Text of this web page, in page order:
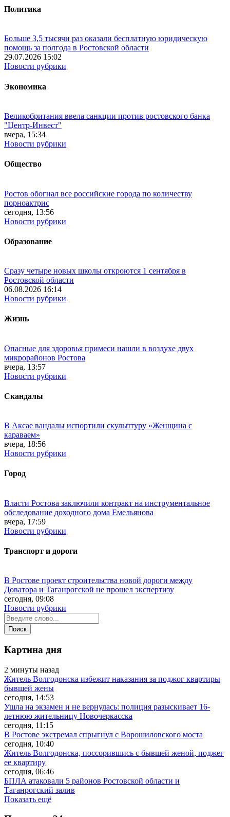
Политика
Больше 3,5 тысячи раз оказали бесплатную юридическую
помощь за полгода в Ростовской области
29.07.2026 15:02
Новости рубрики
Экономика
Великобритания ввела санкции против ростовского банка
"Центр-Инвест"
вчера, 15:34
Новости рубрики
Общество
Ростов обогнал все российские города по количеству
порноактрис
сегодня, 13:56
Новости рубрики
Образование
Сразу четыре новых школы откроются 1 сентября в
Ростовской области
06.08.2026 16:14
Новости рубрики
Жизнь
Опасные для здоровья примеси нашли в воздухе двух
микрорайонов Ростова
вчера, 13:57
Новости рубрики
Скандалы
В Аксае вандалы испортили скульптуру «Женщина с
караваем»
вчера, 18:56
Новости рубрики
Город
Власти Ростова заключили контракт на инструментальное
обследование доходного дома Емельянова
вчера, 17:59
Новости рубрики
Транспорт и дороги
В Ростове проект строительства новой дороги между
Доватора и Таганрогской не прошел экспертизу
сегодня, 09:08
Новости рубрики
Картина дня
2 минуты назад
Житель Волгодонска избежит наказания за поджог квартиры
бывшей жены
сегодня, 14:53
Ушла на экзамен и не вернулась: полиция разыскивает 16-
летнюю жительницу Новочеркасска
сегодня, 11:15
В Ростове экстремал спрыгнул с Ворошиловского моста
сегодня, 10:40
Житель Волгодонска, поссорившись с бывшей женой, поджег
ее квартиру
сегодня, 06:46
БПЛА атаковали 5 районов Ростовской области и
Таганрогский залив
Показать ещё